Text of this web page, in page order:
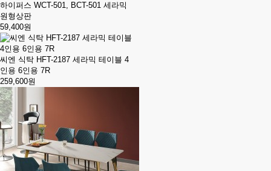
하이퍼스 WCT-501, BCT-501 세라믹
원형상판
59,400원
씨엔 식탁 HFT-2187 세라믹 테이블 4
인용 6인용 7R
259,600원